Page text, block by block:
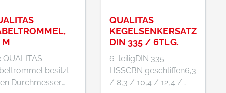
M
QUALITAS
besitzt
Durchmesser
QUALITAS
KEGELSENKERSATZ
DIN 335 / 6TLG.
6-teiligDIN 335
HSSCBN geschliffen6,3
/ 8,3 / 10,4 / 12,4 /